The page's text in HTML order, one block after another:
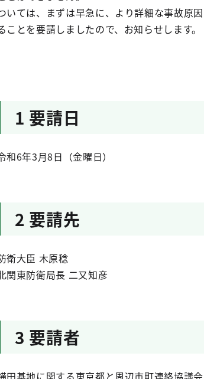
いては、まずは早急に、より詳細な事故原
ことを要請しましたので、お知らせします。
1 要請日
和6年3月8日（金曜日）
2 要請先
衛大臣 木原稔
関東防衛局長 二又知彦
3 要請者
田基地に関する東京都と周辺市町連絡協議会